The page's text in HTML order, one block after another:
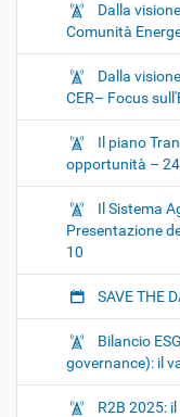
Dalla
Comunità
Dalla
CER– Focus
Il piano
opportunità –
Il Sistema
Presentazione
10
SAVE THE
Bilancio
governance): il
R2B 2025: